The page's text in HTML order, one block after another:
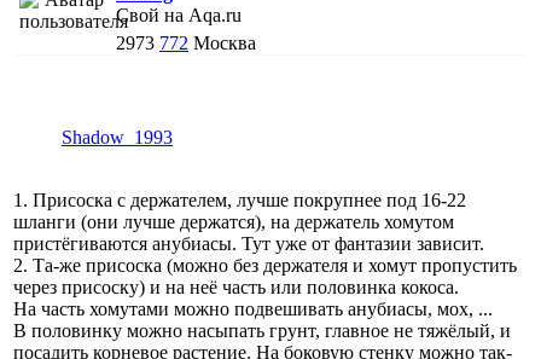
Свой на Aqa.ru
2973 772 Москва
Shadow_1993
1. Присоска с держателем, лучше покрупнее под 16-22
шланги (они лучше держатся), на держатель хомутом
пристёгиваются анубиасы. Тут уже от фантазии зависит.
2. Та-же присоска (можно без держателя и хомут пропустить
через присоску) и на неё часть или половинка кокоса.
На часть хомутами можно подвешивать анубиасы, мох, ...
В половинку можно насыпать грунт, главное не тяжёлый, и
посадить корневое растение. На боковую стенку можно так-